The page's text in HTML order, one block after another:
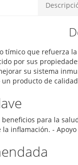
tímico que refuerza
por sus
su sistema
producto de
para la
la inflamación. -